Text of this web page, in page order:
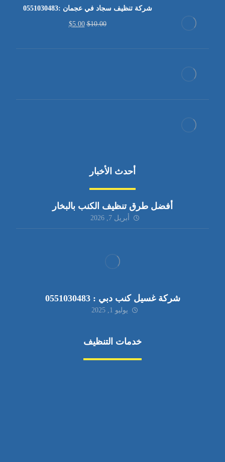
شركة تنظيف سجاد في عجمان :0551030483
$10.00
$5.00
أحدث الأخبار
أفضل طرق تنظيف الكنب بالبخار
أبريل 7, 2026
شركة غسيل كنب دبي : 0551030483
يوليو 1, 2025
خدمات التنظيف